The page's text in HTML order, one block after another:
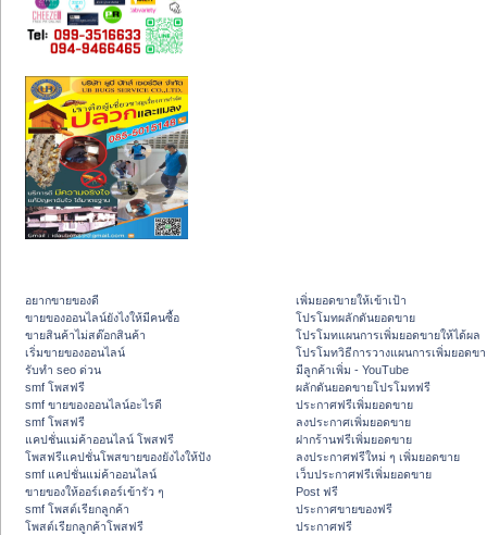
อยากขายของดี
ขายของออนไลน์ยังไงให้มีคนซื้อ
ขายสินค้าไม่สต๊อกสินค้า
เริ่มขายของออนไลน์
รับทำ seo ด่วน
smf โพสฟรี
smf ขายของออนไลน์อะไรดี
smf โพสฟรี
แคปชั่นแม่ค้าออนไลน์ โพสฟรี
โพสฟรีแคปชั่นโพสขายของยังไงให้ปัง
smf แคปชั่นแม่ค้าออนไลน์
ขายของให้ออร์เดอร์เข้ารัว ๆ
smf โพสต์เรียกลูกค้า
โพสต์เรียกลูกค้าโพสฟรี
เพิ่มยอดขายให้เข้าเป้า
โปรโมทผลักดันยอดขาย
โปรโมทแผนการเพิ่มยอดขายให้ได้ผล
โปรโมทวิธีการวางแผนการเพิ่มยอดข
มีลูกค้าเพิ่ม - YouTube
ผลักดันยอดขายโปรโมทฟรี
ประกาศฟรีเพิ่มยอดขาย
ลงประกาศเพิ่มยอดขาย
ฝากร้านฟรีเพิ่มยอดขาย
ลงประกาศฟรีใหม่ ๆ เพิ่มยอดขาย
เว็บประกาศฟรีเพิ่มยอดขาย
Post ฟรี
ประกาศขายของฟรี
ประกาศฟรี